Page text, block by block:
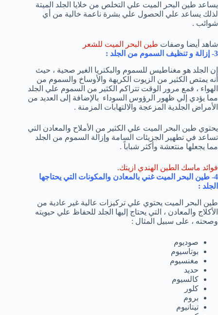
يساعد طين البحر الميت علي التخلص من خلايا الجلد الميتة
لذلك يساعد علي الحصول علي بشرة ناعمة خالية من أي
شوائب .
شاهد أيضا وصفات طين البحر الميت للشعر
3- إزالة و تنظيف السموم من الجلد :
إن الجلد هو مغناطيس للسموم والبكتريا الغير صحية ، حيث
أنه يمتص الكثير من الزيوت الكريهة والأوساخ والسموم من
الهواء ، فمع مرور الوقت تتراكم الكثير من السموم علي الجلد
مما يؤدي إلي ظهور الرؤوس السوداء بالإضافة إلى العديد من
الأمراض الجلدية المزعجة والالتهابات المزمنة .
يحتوي طين البحر الميت علي الكثير من الأملاح والمعادن التي
تساعد في تطهير الجزيئات السامة وإزالة السموم من الجلد
مما يجعلها منتعشة وأكثر شباباً .
فوائد ماسك الطين الهندي ازيتك.
4- طين البحر الميت غني بالمعادن والمكونات التي يحتاجها
الجلد :
طين البحر الميت يحتوي علي تركيزات عالية غير عادية من
الأكلاج والمعادن ، التي يحتاج إليها الجلد للحفاظ علي حيويته
وصحته ، على سبيل المثال :
صوديوم
بوتاسيوم
مغنسيوم
حديد
كالسيوم
كلور
بروم
تيتانيوم